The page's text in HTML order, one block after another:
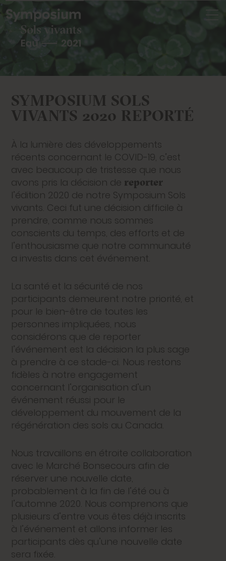
Skip
to
content
SYMPOSIUM SOLS
VIVANTS 2020 REPORTÉ
À la lumière des développements
récents concernant le COVID-19, c’est
avec beaucoup de tristesse que nous
avons pris la décision de reporter
l’édition 2020 de notre Symposium Sols
vivants. Ceci fut une décision difficile à
prendre, comme nous sommes
conscients du temps, des efforts et de
l’enthousiasme que notre communauté
a investis dans cet événement.
La santé et la sécurité de nos
participants demeurent notre priorité, et
pour le bien-être de toutes les
personnes impliquées, nous
considérons que de reporter
l’événement est la décision la plus sage
à prendre à ce stade-ci. Nous restons
fidèles à notre engagement
concernant l’organisation d’un
événement réussi pour le
développement du mouvement de la
régénération des sols au Canada.
Nous travaillons en étroite collaboration
avec le Marché Bonsecours afin de
réserver une nouvelle date,
probablement à la fin de l’été ou à
l’automne 2020. Nous comprenons que
plusieurs d’entre vous êtes déjà inscrits
à l’événement et allons informer les
participants dès qu’une nouvelle date
sera fixée.